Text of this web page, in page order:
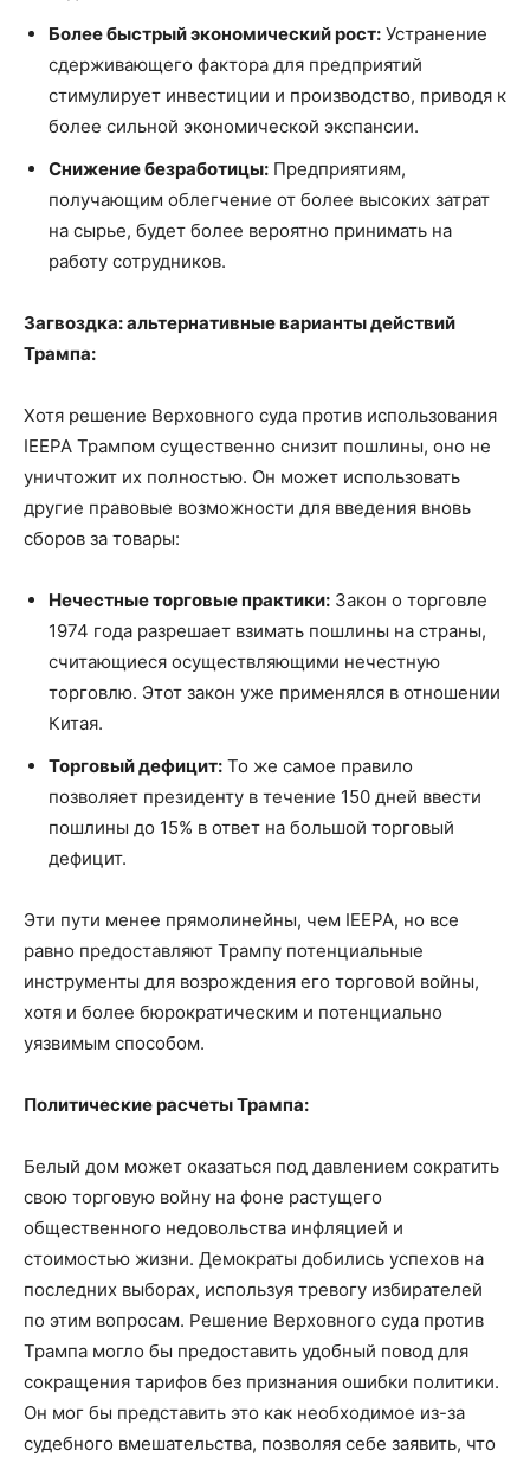
Более быстрый экономический рост: Устранение
сдерживающего фактора для предприятий
стимулирует инвестиции и производство, приводя к
более сильной экономической экспансии.
Снижение безработицы: Предприятиям,
получающим облегчение от более высоких затрат
на сырье, будет более вероятно принимать на
работу сотрудников.
Загвоздка: альтернативные варианты действий
Трампа:
Хотя решение Верховного суда против использования
IEEPA Трампом существенно снизит пошлины, оно не
уничтожит их полностью. Он может использовать
другие правовые возможности для введения вновь
сборов за товары:
Нечестные торговые практики: Закон о торговле
1974 года разрешает взимать пошлины на страны,
считающиеся осуществляющими нечестную
торговлю. Этот закон уже применялся в отношении
Китая.
Торговый дефицит: То же самое правило
позволяет президенту в течение 150 дней ввести
пошлины до 15% в ответ на большой торговый
дефицит.
Эти пути менее прямолинейны, чем IEEPA, но все
равно предоставляют Трампу потенциальные
инструменты для возрождения его торговой войны,
хотя и более бюрократическим и потенциально
уязвимым способом.
Политические расчеты Трампа:
Белый дом может оказаться под давлением сократить
свою торговую войну на фоне растущего
общественного недовольства инфляцией и
стоимостью жизни. Демократы добились успехов на
последних выборах, используя тревогу избирателей
по этим вопросам. Решение Верховного суда против
Трампа могло бы предоставить удобный повод для
сокращения тарифов без признания ошибки политики.
Он мог бы представить это как необходимое из-за
судебного вмешательства, позволяя себе заявить, что